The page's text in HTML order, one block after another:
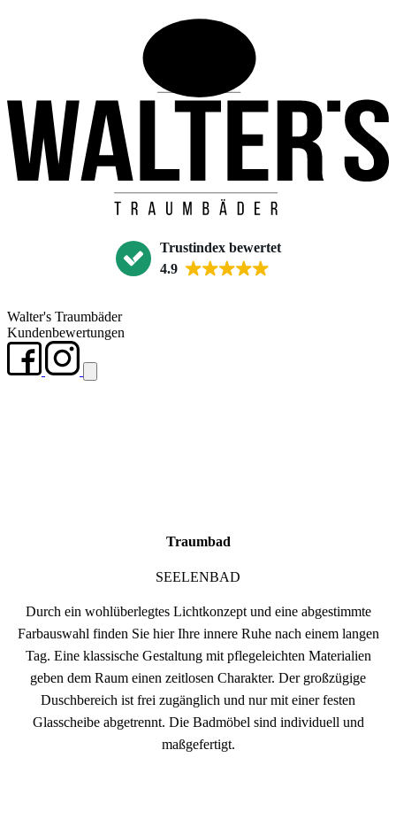
Trustindex bewertet
4.9
Walter's Traumbäder
Kundenbewertungen
Traumbad
SEELENBAD
Durch ein wohlüberlegtes Lichtkonzept und eine abgestimmte
Farbauswahl finden Sie hier Ihre innere Ruhe nach einem langen
Tag. Eine klassische Gestaltung mit pflegeleichten Materialien
geben dem Raum einen zeitlosen Charakter. Der großzügige
Duschbereich ist frei zugänglich und nur mit einer festen
Glasscheibe abgetrennt. Die Badmöbel sind individuell und
maßgefertigt.